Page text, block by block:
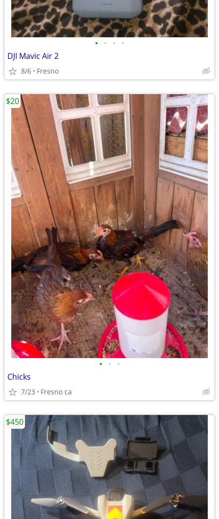
• • • •
DJI Mavic Air 2
8/6 Fresno
• • •
Chicks
7/23 Fresno ca
$20
$450